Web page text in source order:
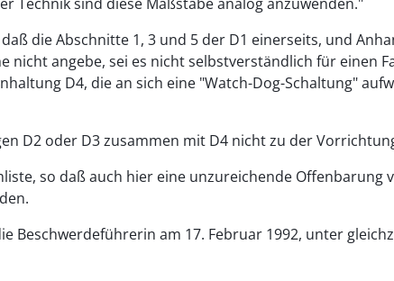
die Abschnitte 1, 3 und 5 der D1 einerseits, und
nicht angebe, sei es nicht selbstverständlich für einen
D4, die an sich eine "Watch-Dog-Schaltung"
D2 oder D3 zusammen mit D4 nicht zu der
so daß auch hier eine unzureichende
Beschwerdeführerin am 17. Februar 1992, unter